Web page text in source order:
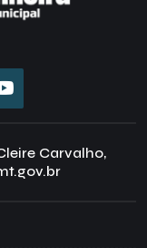
Carvalho,